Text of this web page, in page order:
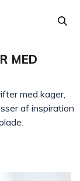
MED
med kager,
af inspiration